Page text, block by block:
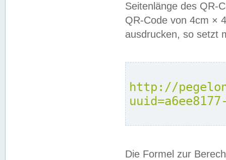
Seitenlänge des QR-
QR-Code von 4cm ×
ausdrucken, so setzt
http://
Die Formel zur